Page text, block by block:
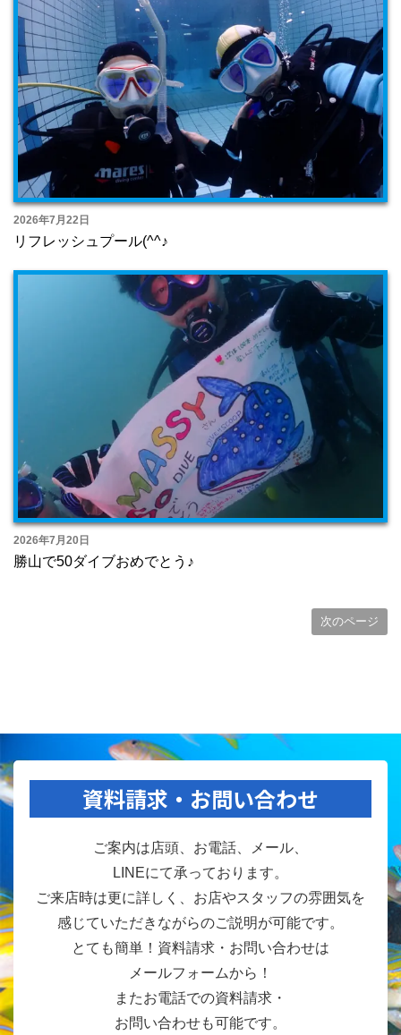
2026年7月22日
リフレッシュプール(^^♪
2026年7月20日
勝山で50ダイブおめでとう♪
次のページ
資料請求・お問い合わせ
ご案内は店頭、お電話、メール、
LINEにて承っております。
ご来店時は更に詳しく、お店やスタッフの雰囲気を
感じていただきながらのご説明が可能です。
とても簡単！資料請求・お問い合わせは
メールフォームから！
またお電話での資料請求・
お問い合わせも可能です。